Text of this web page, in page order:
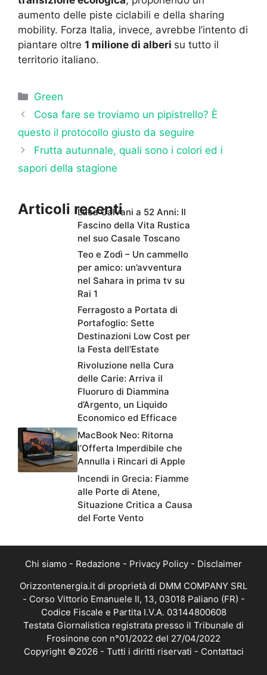
aumento delle piste ciclabili e della sharing
mobility. Forza Italia, invece, avrebbe l’intento di
piantare oltre 1 milione di alberi su tutto il
territorio italiano.
Categorie
Green
Cosa fare se troviamo un pipistrello? È
questo il protocollo giusto da seguire
Frutta autunnale, quali sono i colori ed i
sapori della stagione
Articoli recentiLuca Calvani a 52 Anni: Il
Fascino della Vita Rustica
nel suo Casale Toscano
Teo e Zodì – Un cammello
per amico: un’avventura
nel Sahara in prima tv su
Rai 1
Ferragosto a Portata di
Portafoglio: Sette
Destinazioni Low Cost per
la Festa dell’Estate
Rivoluzione nella Cura
delle Carie: Arriva il
Fluoruro di Diammina
d’Argento, un Liquido
Economico ed Efficace
MacBook Neo: Ritorna
l’Offerta Imperdibile che
Annulla i Rincari di Apple
Incendi in Grecia: Fiamme
alle Porte di Atene,
Situazione Critica a Causa
del Forte Vento
Chi siamo - Redazione - Privacy Policy - Disclaimer
Orizzontenergia.it di proprietà di DMM COMPANY SRL
- Corso Vittorio Emanuele II, 13, 03018 Paliano (FR) -
Codice Fiscale e Partita I.V.A. 03144800608
Testata Giornalistica registrata presso il Tribunale di
Frosinone con n°01/2022 del 27/04/2022
Copyright ©2026 - Tutti i diritti riservati - Contattaci